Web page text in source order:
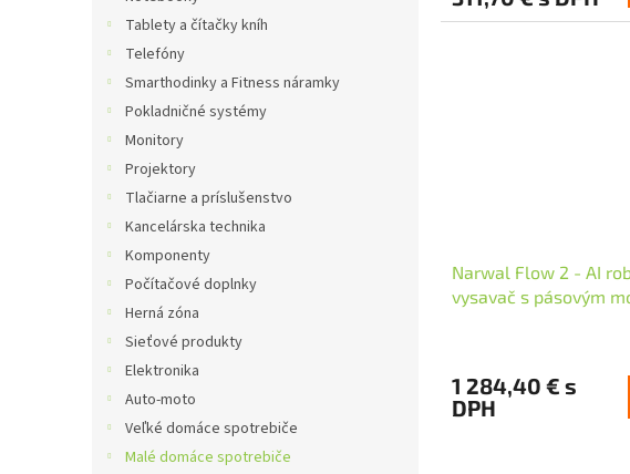
Tablety a čítačky kníh
Telefóny
Smarthodinky a Fitness náramky
Pokladničné systémy
Monitory
Projektory
Tlačiarne a príslušenstvo
Kancelárska technika
Komponenty
Počítačové doplnky
Herná zóna
Sieťové produkty
Elektronika
Auto-moto
Veľké domáce spotrebiče
Malé domáce spotrebiče
Narwal Flow 2 - AI
vysavač s pásovým
1 284,40 € s
DPH